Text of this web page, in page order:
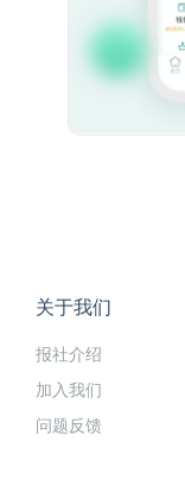
关于我们
报社介绍
加入我们
问题反馈